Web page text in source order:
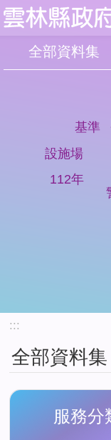
:::
全部資料集
112年
設施場
基準
:::
全部資料集
服務分